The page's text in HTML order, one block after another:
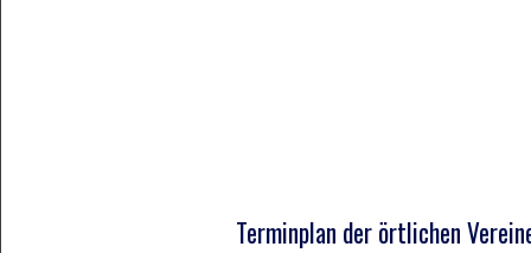
Terminplan der örtlichen